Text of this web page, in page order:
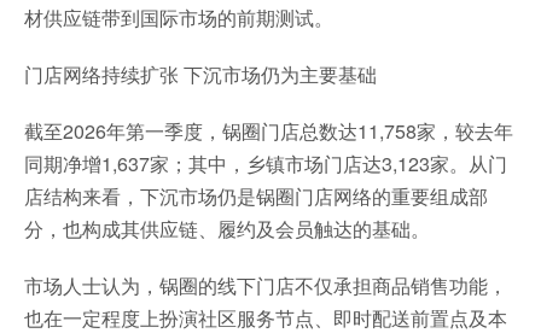
材供应链带到国际市场的前期测试。
门店网络持续扩张 下沉市场仍为主要基础
截至2026年第一季度，锅圈门店总数达11,758家，较去年
同期净增1,637家；其中，乡镇市场门店达3,123家。从门
店结构来看，下沉市场仍是锅圈门店网络的重要组成部
分，也构成其供应链、履约及会员触达的基础。
市场人士认为，锅圈的线下门店不仅承担商品销售功能，
也在一定程度上扮演社区服务节点、即时配送前置点及本